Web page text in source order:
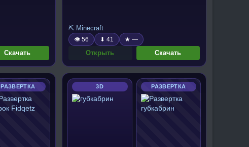
Скачать
⛏️ Minecraft
👁 56 ⬇ 41 ★ —
Открыть Скачать
РАЗВЕРТКА 3D РАЗВЕРТКА